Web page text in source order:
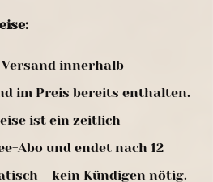
innerhalb
im Preis bereits enthalten.
ist ein zeitlich
Abo und endet nach 12
– kein Kündigen nötig.